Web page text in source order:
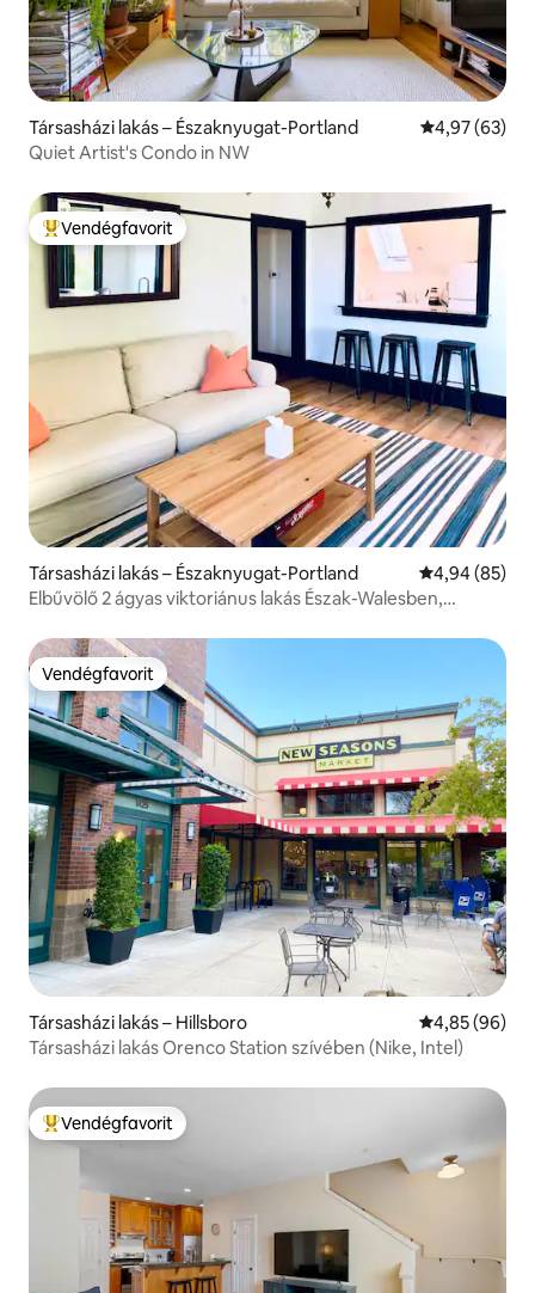
Társasházi lakás – Északnyugat-Portland Átlagos
4,97 (63)
Quiet Artist's Condo in NW
Kiemelt vendégfavorit
Vendégfavorit
Társasházi lakás – Északnyugat-Portland Átlagos
4,94 (85)
Elbűvölő 2 ágyas viktoriánus lakás Észak-Walesben,
Vendégfavorit
Vendégfavorit
Társasházi lakás – Hillsboro Átlagos
4,85 (96)
Társasházi lakás Orenco Station szívében (Nike, Intel)
Kiemelt vendégfavorit
Vendégfavorit